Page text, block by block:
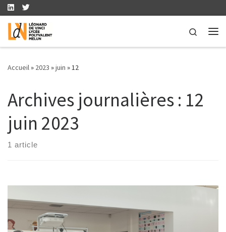
Skip to content
Search
Accueil» 2023 »juin »12
Archives journalières : 12
juin 2023
1 article